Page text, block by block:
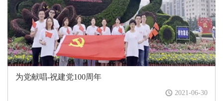
为党献唱-祝建党100周年
2021-06-30